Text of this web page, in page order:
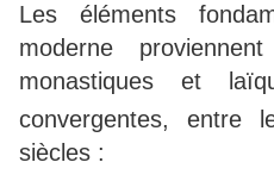
Les éléments
moderne
monastiques et
convergentes, entre
siècles :